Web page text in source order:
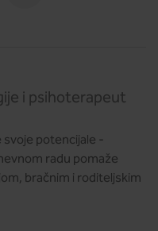
i psihoterapeut
svoje potencijale -
radu pomaže
bračnim i roditeljskim